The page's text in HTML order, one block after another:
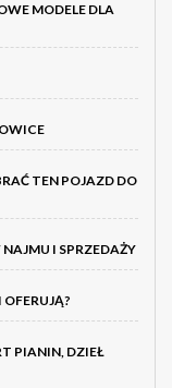
MODELE DLA
TEN POJAZD DO
I SPRZEDAŻY
PIANIN, DZIEŁ